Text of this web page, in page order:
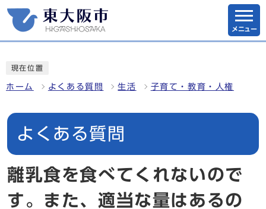
メニュー
現在位置
ホーム よくある質問 生活 子育て・教育・人権
よくある質問
離乳食を食べてくれないので
す。また、適当な量はあるの